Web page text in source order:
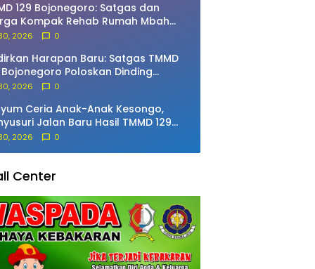
129 Bojonegoro: Satgas dan
Kompak Rehab Rumah Mbah
2026 0
Harapan Baru: Satgas TMMD
Bojonegoro Poloskan Dinding
Ibu Jasmiati
2026 0
Ceria Anak-Anak Kesongo,
Jalan Baru Hasil TMMD 129
2026 0
Center